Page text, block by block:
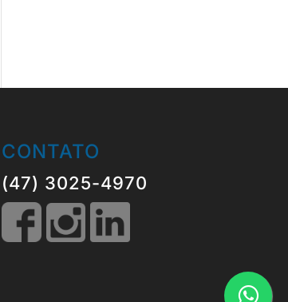
CONTATO
(47) 3025-4970